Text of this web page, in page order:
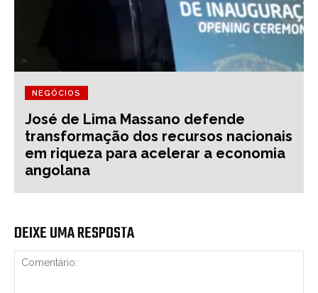
NEGÓCIOS
José de Lima Massano defende
transformação dos recursos nacionais
em riqueza para acelerar a economia
angolana
DEIXE UMA RESPOSTA